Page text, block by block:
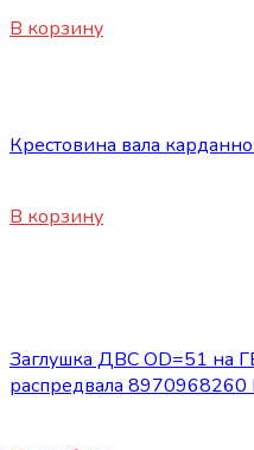
В корзину
Крестовина вала
В корзину
Заглушка ДВС OD=51 на
распредвала